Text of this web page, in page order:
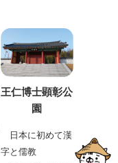
王仁博士顕彰公
園
日本に初めて漢
字と儒教